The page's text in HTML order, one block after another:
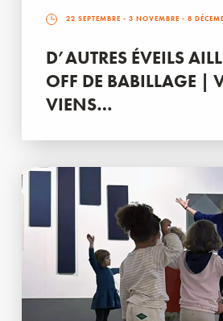
22 SEPTEMBRE - 3 NOVEMBRE - 8
D’AUTRES ÉVEILS
OFF DE BABILLAGE |
VIENS…